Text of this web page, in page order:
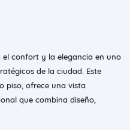
el confort y la elegancia en uno
de la ciudad. Este
piso, ofrece una vista
que combina diseño,